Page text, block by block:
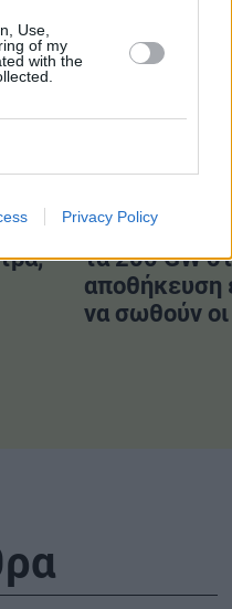
Use,
of my
with the
Privacy Policy
ΕΠΙΣΗΣ
Ευρωπαϊκή
τα 200 GW
αποθήκευση
να σωθούν